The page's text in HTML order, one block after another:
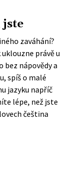
jste
zaváhání?
právě u
bez nápovědy a
spíš o malé
jazyku napříč
lépe, než jste
čeština